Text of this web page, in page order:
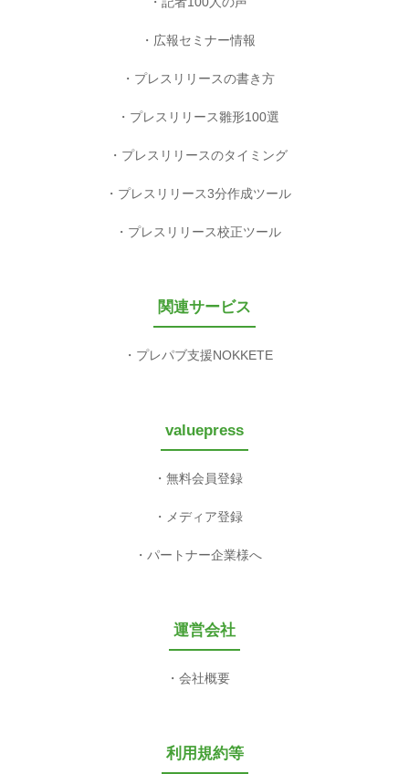
広報セミナー情報
プレスリリースの書き方
プレスリリース雛形100選
プレスリリースのタイミング
プレスリリース3分作成ツール
プレスリリース校正ツール
関連サービス
プレパブ支援NOKKETE
valuepress
無料会員登録
メディア登録
パートナー企業様へ
運営会社
会社概要
利用規約等